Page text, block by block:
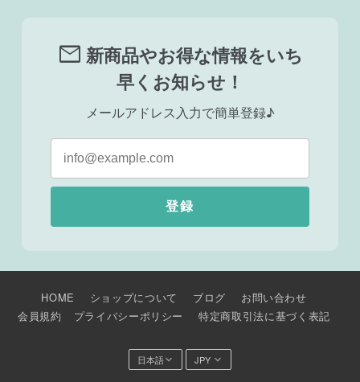
mail 新商品やお得な情報をいち
早くお知らせ！
メールアドレス入力で簡単登録♪
登録
HOME ショップについて ブログ
お問い合わせ
会員規約
プライバシーポリシー 特定商取引法に基づく表記